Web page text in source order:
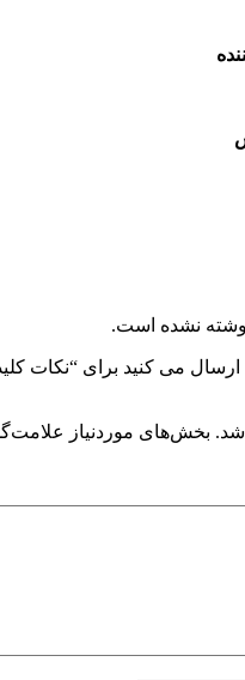
نشده است.
ارسال می کنید برای “نکات
شد. بخش‌های موردنیاز